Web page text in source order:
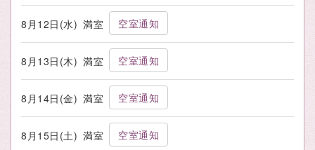
8月12日(水) 満室 空室通知
8月13日(木) 満室 空室通知
8月14日(金) 満室 空室通知
8月15日(土) 満室 空室通知